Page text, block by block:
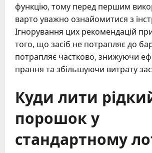
функцію, тому перед першим
варто уважно ознайомитися з
Ігнорування цих рекомендацій
того, що засіб не потрапляє до
потрапляє частково, знижуючи
прання та збільшуючи витрату
Куди лити
порошок у
стандартному